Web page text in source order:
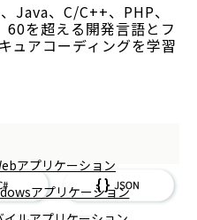
Java、C/C++、PHP、
を超える開発言語とフ
ュアコーディングを学習
アプリケーション
アプリケーション